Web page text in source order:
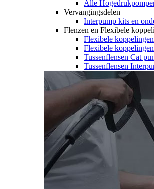
Alle
Vervangingsdelen
Interpump kits en
Flenzen en Flexibele
Flexibele
Flexibele
Tussenflensen Cat
Tussenflensen